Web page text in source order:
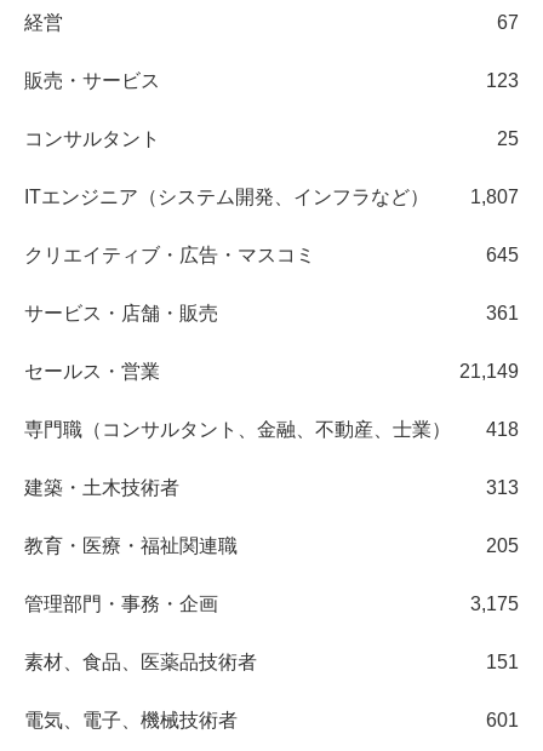
経営 67
販売・サービス 123
コンサルタント 25
ITエンジニア（システム開発、インフラなど） 1,807
クリエイティブ・広告・マスコミ 645
サービス・店舗・販売 361
セールス・営業 21,149
専門職（コンサルタント、金融、不動産、士業） 418
建築・土木技術者 313
教育・医療・福祉関連職 205
管理部門・事務・企画 3,175
素材、食品、医薬品技術者 151
電気、電子、機械技術者 601